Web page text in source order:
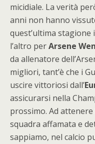
micidiale. La verità
anni non hanno
quest’ultima stagione
l’altro perArsene
da allenatore
migliori, tant’è che i
uscire vittoriosi dall’
assicurarsi nella
prossimo. Ad attenere
squadra affamata e
sappiamo, nel calcio